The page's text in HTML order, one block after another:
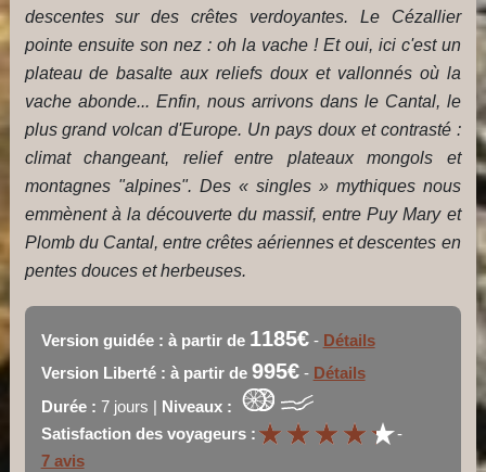
descentes sur des crêtes verdoyantes. Le Cézallier
pointe ensuite son nez : oh la vache ! Et oui, ici c'est un
plateau de basalte aux reliefs doux et vallonnés où la
vache abonde... Enfin, nous arrivons dans le Cantal, le
plus grand volcan d'Europe. Un pays doux et contrasté :
climat changeant, relief entre plateaux mongols et
montagnes "alpines". Des « singles » mythiques nous
emmènent à la découverte du massif, entre Puy Mary et
Plomb du Cantal, entre crêtes aériennes et descentes en
pentes douces et herbeuses.
Version guidée : à partir de 1185€- Détails
Version Liberté : à partir de 995€- Détails
Durée : 7 jours | Niveaux :
Satisfaction des voyageurs :★
★★
★★
★★
★★
★-
7 avis